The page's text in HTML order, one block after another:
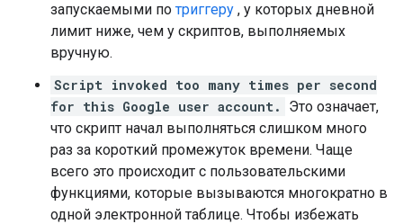
запускаемыми по триггеру , у которых дневной
лимит ниже, чем у скриптов, выполняемых
вручную.
Script invoked too many times per second
for this Google user account.
Это означает,
что скрипт начал выполняться слишком много
раз за короткий промежуток времени. Чаще
всего это происходит с пользовательскими
функциями, которые вызываются многократно в
одной электронной таблице. Чтобы избежать